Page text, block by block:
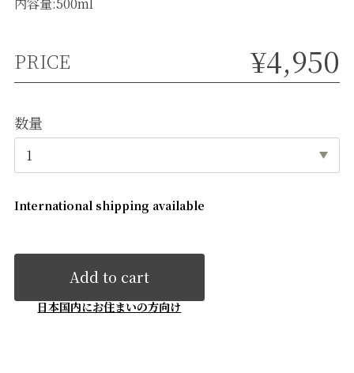
PRICE ¥4,950
数量
International shipping available
Add to cart
日本国内にお住まいの方向け